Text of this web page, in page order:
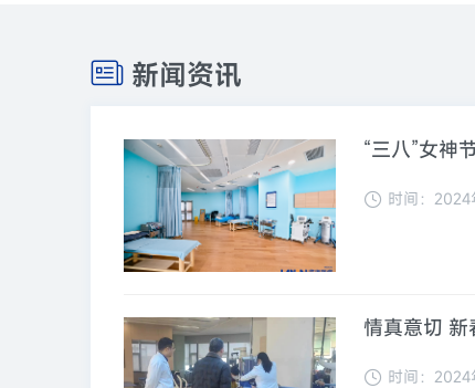
新闻资讯
“三八”女神
时间：2024
情真意切
时间：2024